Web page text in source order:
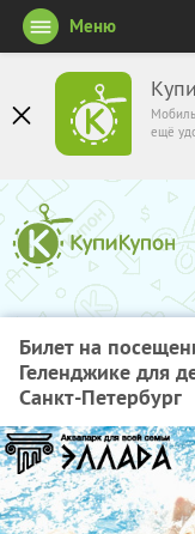
ещё
Меню
Билет на
Геленджике для
Санкт-Петербург